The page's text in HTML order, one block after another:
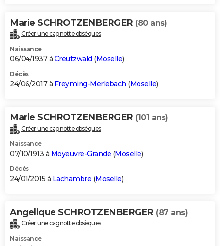
Marie SCHROTZENBERGER (80 ans)
Créer une cagnotte obsèques
Naissance
06/04/1937 à Creutzwald (Moselle)
Décès
24/06/2017 à Freyming-Merlebach (Moselle)
Marie SCHROTZENBERGER (101 ans)
Créer une cagnotte obsèques
Naissance
07/10/1913 à Moyeuvre-Grande (Moselle)
Décès
24/01/2015 à Lachambre (Moselle)
Angelique SCHROTZENBERGER (87 ans)
Créer une cagnotte obsèques
Naissance